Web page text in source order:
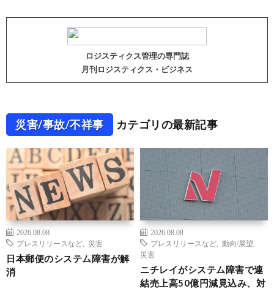
ロジスティクス管理の専門誌
月刊ロジスティクス・ビジネス
災害/事故/不祥事 カテゴリの最新記事
2026.08.08
プレスリリースなど
災害
日本郵便のシステム障害が解
消
2026.08.08
プレスリリースなど
動向/展望
災害
ニチレイがシステム障害で連
結売上高50億円減見込み、対